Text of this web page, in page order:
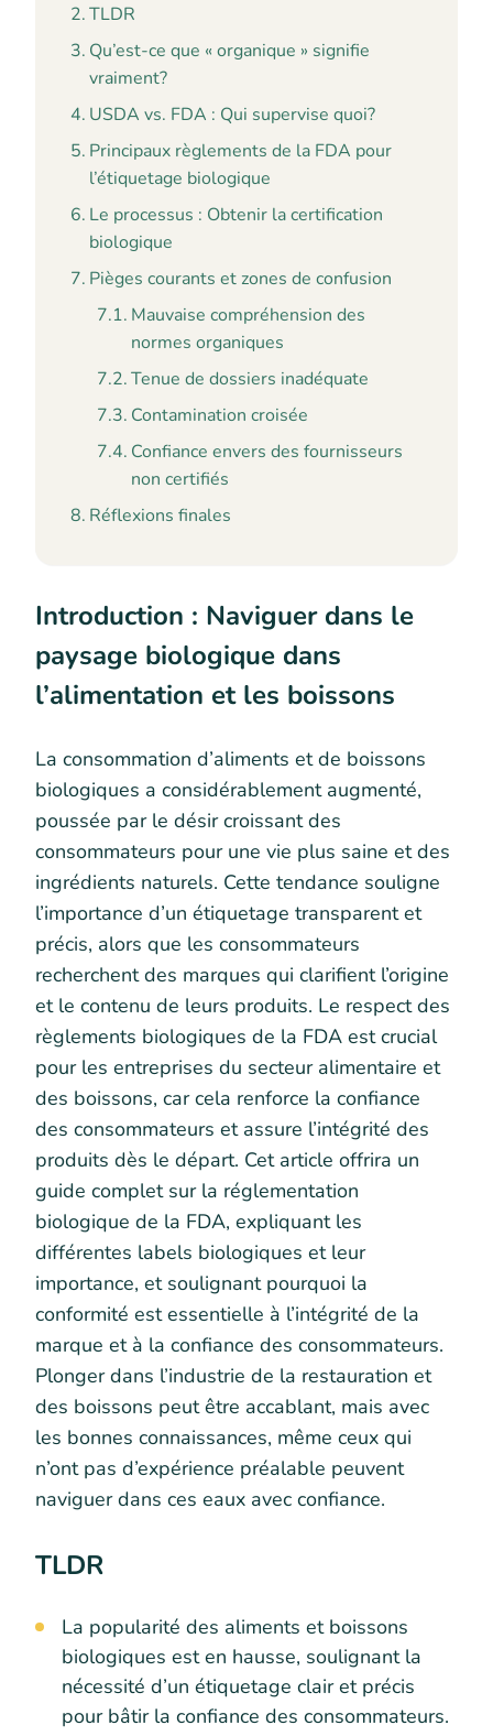
TLDR
Qu’est-ce que « organique » signifie
vraiment?
USDA vs. FDA : Qui supervise quoi?
Principaux règlements de la FDA pour
l’étiquetage biologique
Le processus : Obtenir la certification
biologique
Pièges courants et zones de confusion
Mauvaise compréhension des
normes organiques
Tenue de dossiers inadéquate
Contamination croisée
Confiance envers des fournisseurs
non certifiés
Réflexions finales
Introduction : Naviguer dans le
paysage biologique dans
l’alimentation et les boissons
La consommation d’aliments et de boissons
biologiques a considérablement augmenté,
poussée par le désir croissant des
consommateurs pour une vie plus saine et des
ingrédients naturels. Cette tendance souligne
l’importance d’un étiquetage transparent et
précis, alors que les consommateurs
recherchent des marques qui clarifient l’origine
et le contenu de leurs produits. Le respect des
règlements biologiques de la FDA est crucial
pour les entreprises du secteur alimentaire et
des boissons, car cela renforce la confiance
des consommateurs et assure l’intégrité des
produits dès le départ. Cet article offrira un
guide complet sur la réglementation
biologique de la FDA, expliquant les
différentes labels biologiques et leur
importance, et soulignant pourquoi la
conformité est essentielle à l’intégrité de la
marque et à la confiance des consommateurs.
Plonger dans l’industrie de la restauration et
des boissons peut être accablant, mais avec
les bonnes connaissances, même ceux qui
n’ont pas d’expérience préalable peuvent
naviguer dans ces eaux avec confiance.
TLDR
La popularité des aliments et boissons
biologiques est en hausse, soulignant la
nécessité d’un étiquetage clair et précis
pour bâtir la confiance des consommateurs.